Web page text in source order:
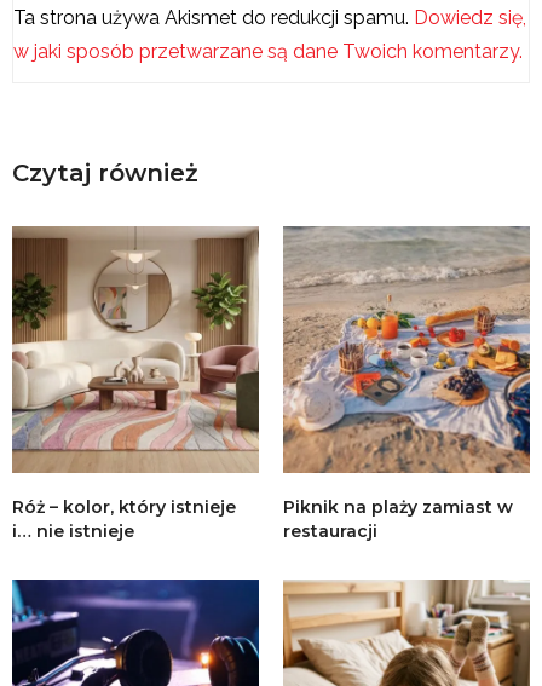
Ta strona używa Akismet do redukcji spamu. Dowiedz się,
w jaki sposób przetwarzane są dane Twoich komentarzy.
Czytaj również
Róż – kolor, który istnieje
i… nie istnieje
Piknik na plaży zamiast w
restauracji